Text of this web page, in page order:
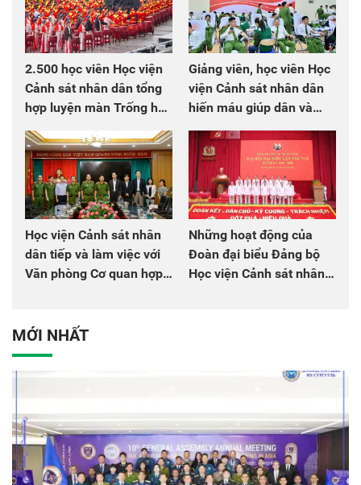
2.500 học viên Học viện
Cảnh sát nhân dân tổng
hợp luyện màn Trống hội
chào mừng Đại hội Đảng
Giảng viên, học viên Học
viện Cảnh sát nhân dân
hiến máu giúp dân và
đồng đội
Học viện Cảnh sát nhân
dân tiếp và làm việc với
Văn phòng Cơ quan hợp
Những hoạt động của
Đoàn đại biểu Đảng bộ
Học viện Cảnh sát nhân
MỚI NHẤT